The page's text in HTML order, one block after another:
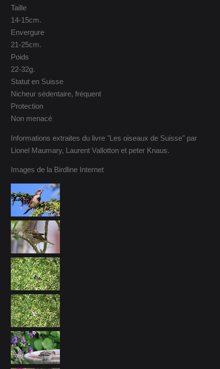
Taille
14-15cm.
Envergure
21-25cm.
Poids
22-32g.
Statut en Suisse
Nicheur sédentaire, fréquent
Protection
Non menacé
Informations extraites du livre "Les oiseaux de Suisse" par
Lionel Maumary, Laurent Vallotton et peter Knaus.
Images de la Birdline Internet